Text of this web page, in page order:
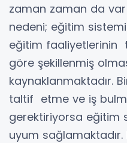
zaman zaman da
nedeni; eğitim
eğitim faaliyetlerinin
göre şekillenmiş
kaynaklanmaktadır.
taltif etme ve iş
gerektiriyorsa eğitim
uyum